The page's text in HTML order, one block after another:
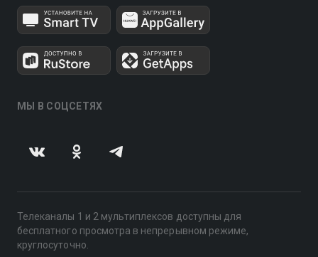
МЫ В СОЦСЕТЯХ
Телеканалы 1 и 2 мультиплексов доступны для
бесплатного просмотра в непрерывном режиме,
круглосуточно.